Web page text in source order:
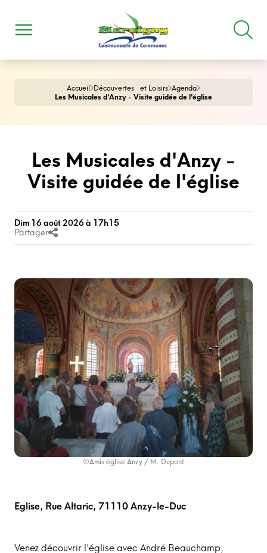
Accueil Découvertes et Loisirs Agenda
Les Musicales d'Anzy - Visite guidée de l'église
Les Musicales d'Anzy -
Visite guidée de l'église
Dim 16 août 2026 à 17h15
Partager
©Amis église Anzy / M. Dupont
Eglise, Rue Altaric, 71110 Anzy-le-Duc
Venez découvrir l’église avec André Beauchamp,